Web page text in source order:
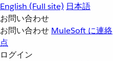
English (Full site) 日本語
お問い合わせ
お問い合わせ MuleSoft に連絡
点
ログイン